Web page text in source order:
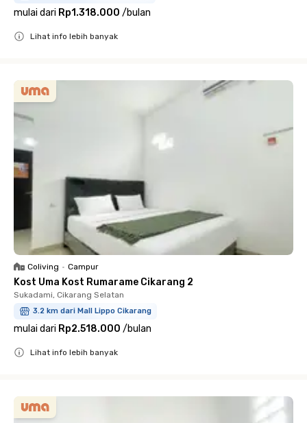
mulai dari Rp1.318.000 /bulan
Lihat info lebih banyak
Coliving • Campur
Kost Uma Kost Rumarame Cikarang 2
Sukadami, Cikarang Selatan
3.2 km dari Mall Lippo Cikarang
mulai dari Rp2.518.000 /bulan
Lihat info lebih banyak